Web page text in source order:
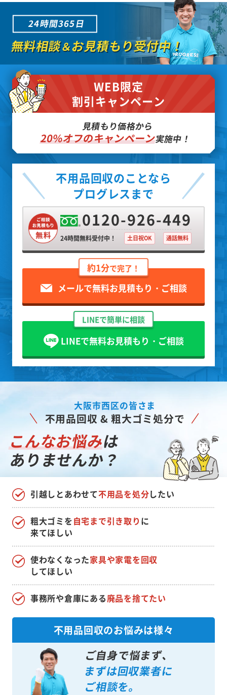
24時間365日
無料相談＆お見積もり受付中！
WEB限定
割引キャンペーン
見積もり価格から
20%オフのキャンペーン実施中！
不用品回収のことなら
プログレスまで
0120-926-449
24時間無料受付中！ 土日祝OK 通話無料
約1分で完了！
メールで無料お見積もり・ご相談
LINEで簡単に相談
LINEで無料お見積もり・ご相談
大阪市西区の皆さま
不用品回収 & 粗大ゴミ処分で
こんなお悩みは
ありませんか？
引越しとあわせて不用品を処分したい
使わなくなった家具や家電を回収
してほしい
粗大ゴミを自宅まで引き取り に
来てほしい
事務所や倉庫にある廃品を捨てたい
不用品回収のお悩みは様々
ご自身で悩まず、
まずは回収業者に
ご相談を。